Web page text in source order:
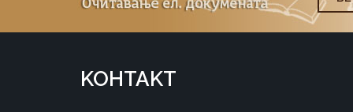
KOНTAKT